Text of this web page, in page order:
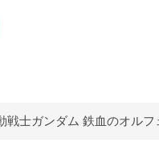
戦士ガンダム 鉄血のオルフ